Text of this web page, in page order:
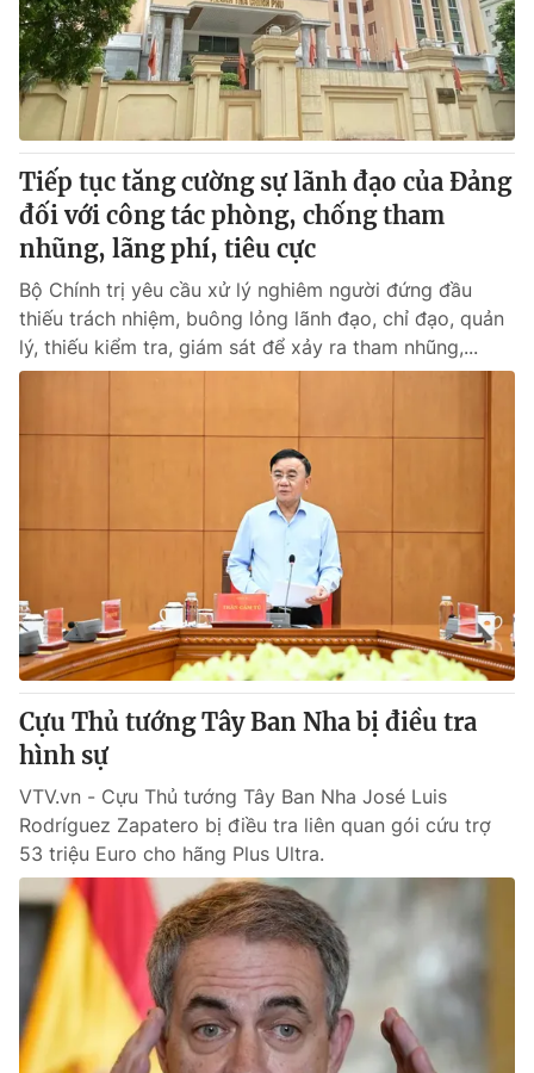
® Cấm sao chép dưới mọi hình thức nếu không có sự chấp
thuận bằng văn bản. Ghi rõ nguồn VTV.vn khi phát hành lại
thông tin từ website này.
Tiếp tục tăng cường sự lãnh đạo của Đảng
đối với công tác phòng, chống tham
nhũng, lãng phí, tiêu cực
Bộ Chính trị yêu cầu xử lý nghiêm người đứng đầu
thiếu trách nhiệm, buông lỏng lãnh đạo, chỉ đạo, quản
lý, thiếu kiểm tra, giám sát để xảy ra tham nhũng,...
Cựu Thủ tướng Tây Ban Nha bị điều tra
hình sự
VTV.vn - Cựu Thủ tướng Tây Ban Nha José Luis
Rodríguez Zapatero bị điều tra liên quan gói cứu trợ
53 triệu Euro cho hãng Plus Ultra.